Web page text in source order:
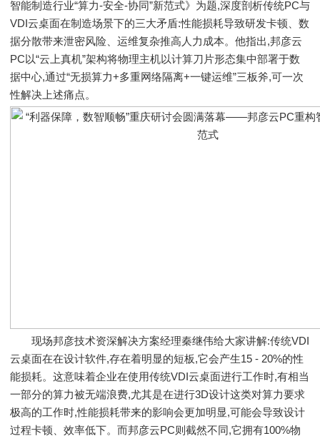
智能制造行业“算力-安全-协同”新范式》为题,深度剖析传统PC与
VDI云桌面在制造场景下的三大矛盾:性能损耗导致研发卡顿、数
据分散带来泄密风险、运维复杂推高人力成本。他指出,邦彦云
PC以“云上真机”架构将物理主机以计算刀片形态集中部署于数
据中心,通过“无损算力+多重网络隔离+一键运维”三板斧,可一次
性解决上述痛点。
现场邦彦技术资深解决方案经理秦继伟给大家讲解:传统VDI
云桌面在在设计软件,存在着明显的短板,它会产生15 - 20%的性
能损耗。这意味着企业在使用传统VDI云桌面进行工作时,有相当
一部分的算力被无端浪费,尤其是在进行3D设计这类对算力要求
极高的工作时,性能损耗带来的影响会更加明显,可能会导致设计
过程卡顿、效率低下。而邦彦云PC则截然不同,它拥有100%物